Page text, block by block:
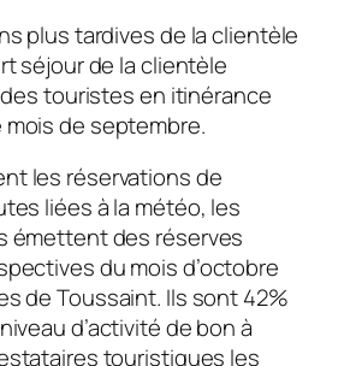
plus tardives de la clientèle
séjour de la clientèle
touristes en itinérance
de septembre.
les réservations de
liées à la météo, les
émettent des réserves
du mois d’octobre
de Toussaint. Ils sont 42%
d’activité de bon à
touristiques les